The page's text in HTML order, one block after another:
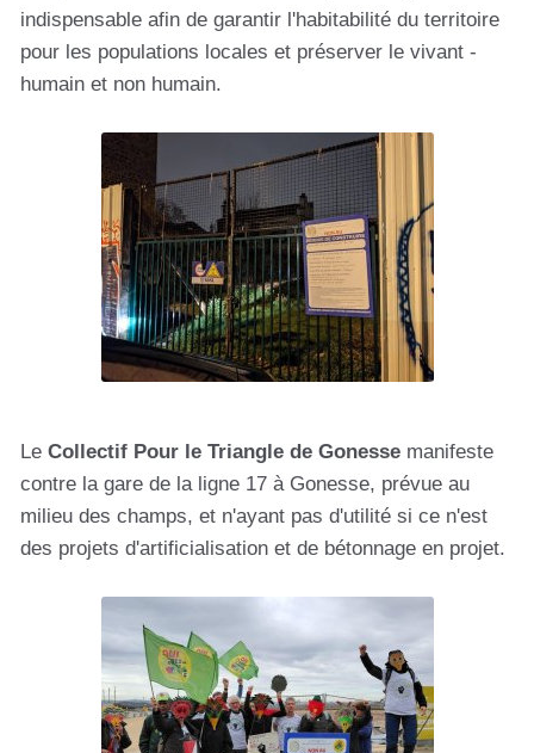
indispensable afin de garantir l'habitabilité du territoire
pour les populations locales et préserver le vivant -
humain et non humain.
Le Collectif Pour le Triangle de Gonesse manifeste
contre la gare de la ligne 17 à Gonesse, prévue au
milieu des champs, et n'ayant pas d'utilité si ce n'est
des projets d'artificialisation et de bétonnage en projet.